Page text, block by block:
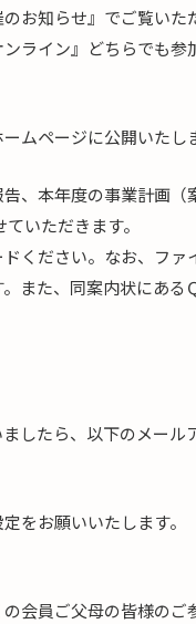
お知らせ』でご覧い
ライン』どちらでも
ムページに公開いたし
、本年度の事業計画（
いただきます。
ください。なお、フ
また、同案内状にあ
したら、以下のメー
をお願いいたします。
会員ご父母の皆様のご